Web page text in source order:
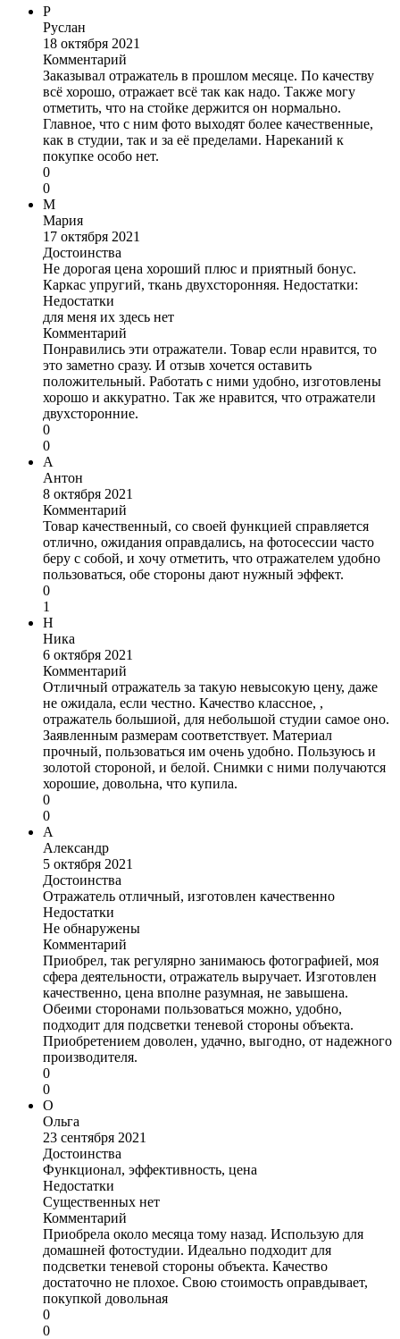
Р
Руслан
18 октября 2021
Комментарий
Заказывал отражатель в прошлом месяце. По качеству
всё хорошо, отражает всё так как надо. Также могу
отметить, что на стойке держится он нормально.
Главное, что с ним фото выходят более качественные,
как в студии, так и за её пределами. Нареканий к
покупке особо нет.
0
0
М
Мария
17 октября 2021
Достоинства
Не дорогая цена хороший плюс и приятный бонус.
Каркас упругий, ткань двухсторонняя. Недостатки:
Недостатки
для меня их здесь нет
Комментарий
Понравились эти отражатели. Товар если нравится, то
это заметно сразу. И отзыв хочется оставить
положительный. Работать с ними удобно, изготовлены
хорошо и аккуратно. Так же нравится, что отражатели
двухсторонние.
0
0
А
Антон
8 октября 2021
Комментарий
Товар качественный, со своей функцией справляется
отлично, ожидания оправдались, на фотосессии часто
беру с собой, и хочу отметить, что отражателем удобно
пользоваться, обе стороны дают нужный эффект.
0
1
Н
Ника
6 октября 2021
Комментарий
Отличный отражатель за такую невысокую цену, даже
не ожидала, если честно. Качество классное, ,
отражатель большиой, для небольшой студии самое оно.
Заявленным размерам соответствует. Материал
прочный, пользоваться им очень удобно. Пользуюсь и
золотой стороной, и белой. Снимки с ними получаются
хорошие, довольна, что купила.
0
0
А
Александр
5 октября 2021
Достоинства
Отражатель отличный, изготовлен качественно
Недостатки
Не обнаружены
Комментарий
Приобрел, так регулярно занимаюсь фотографией, моя
сфера деятельности, отражатель выручает. Изготовлен
качественно, цена вполне разумная, не завышена.
Обеими сторонами пользоваться можно, удобно,
подходит для подсветки теневой стороны объекта.
Приобретением доволен, удачно, выгодно, от надежного
производителя.
0
0
О
Ольга
23 сентября 2021
Достоинства
Функционал, эффективность, цена
Недостатки
Существенных нет
Комментарий
Приобрела около месяца тому назад. Использую для
домашней фотостудии. Идеально подходит для
подсветки теневой стороны объекта. Качество
достаточно не плохое. Свою стоимость оправдывает,
покупкой довольная
0
0